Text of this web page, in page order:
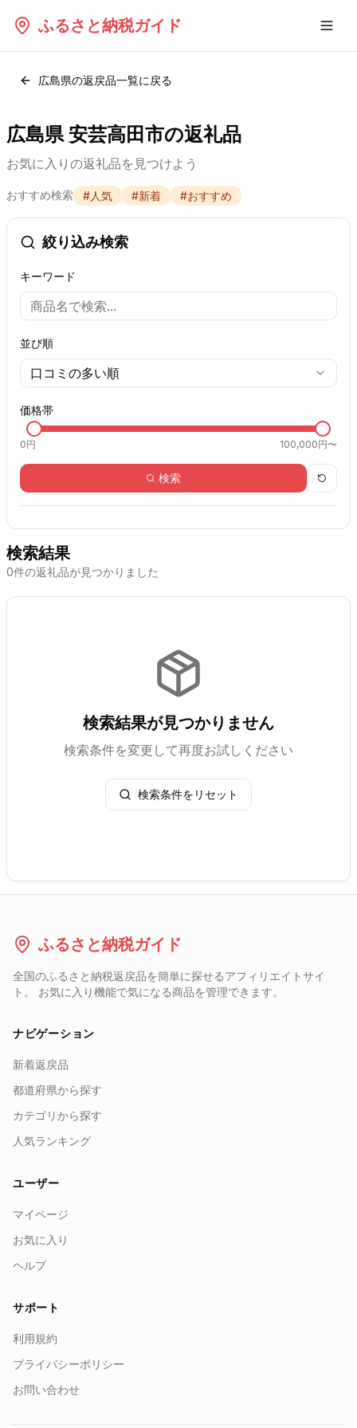
ふるさと納税ガイド
広島県の返戻品一覧に戻る
広島県 安芸高田市の返礼品
お気に入りの返礼品を見つけよう
おすすめ検索 #人気 #新着 #おすすめ
絞り込み検索
キーワード
並び順
口コミの多い順
価格帯
0円 100,000円〜
検索
検索結果
0件の返礼品が見つかりました
検索結果が見つかりません
検索条件を変更して再度お試しください
検索条件をリセット
ふるさと納税ガイド
全国のふるさと納税返戻品を簡単に探せるアフィリエイトサイ
ト。 お気に入り機能で気になる商品を管理できます。
ナビゲーション
新着返戻品
都道府県から探す
カテゴリから探す
人気ランキング
ユーザー
マイページ
お気に入り
ヘルプ
サポート
利用規約
プライバシーポリシー
お問い合わせ